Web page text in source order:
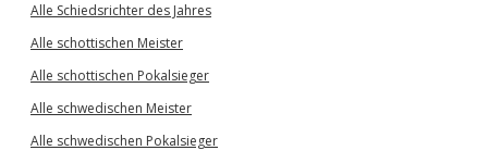
Alle Schiedsrichter des Jahres
Alle schottischen Meister
Alle schottischen Pokalsieger
Alle schwedischen Meister
Alle schwedischen Pokalsieger